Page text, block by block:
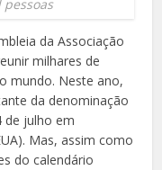
da Associação
milhares de
mundo. Neste ano,
da denominação
de julho em
Mas, assim como
do calendário